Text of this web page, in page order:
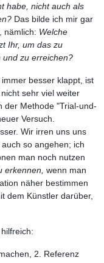
habe, nicht auch als
Das bilde ich mir gar
nämlich: Welche
Ihr, um das zu
und zu erreichen?
besser klappt, ist
sehr viel weiter
der Methode "Trial-und-
Versuch.
Wir irren uns uns
so angehen; ich
man noch nutzen
erkennen, wenn man
näher bestimmen
dem Künstler darüber,
2. Referenz